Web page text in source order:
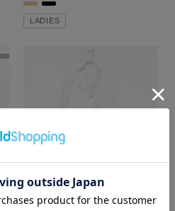
LADIES
【SALE 20％OFF】FRENCH LINEN
SPINDLE JKT フレンチリネンスピン
ドルジャケット/MNN-JK-